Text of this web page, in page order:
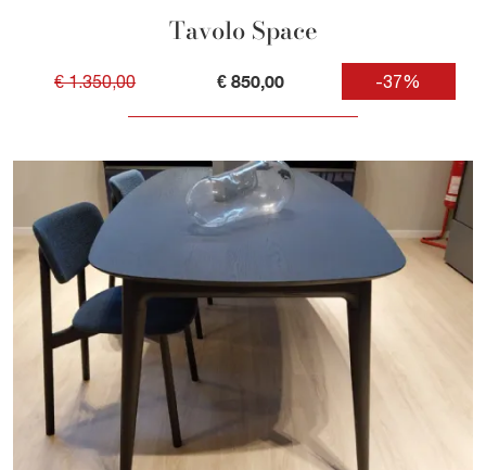
Tavolo Space
€ 1.350,00 € 850,00 -37%